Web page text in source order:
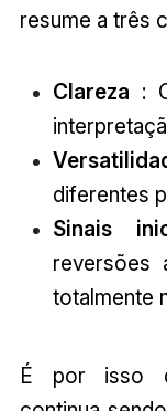
resume a três
Clareza :
diferentes
Sinais
reversões
totalmente
É por isso